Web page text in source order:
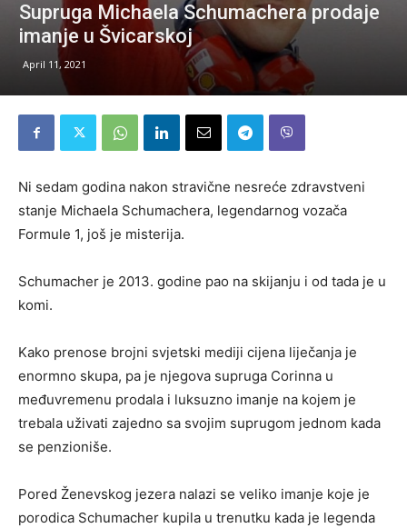
Supruga Michaela Schumachera prodaje
imanje u Švicarskoj
April 11, 2021
Ni sedam godina nakon stravične nesreće zdravstveni
stanje Michaela Schumachera, legendarnog vozača
Formule 1, još je misterija.
Schumacher je 2013. godine pao na skijanju i od tada je u
komi.
Kako prenose brojni svjetski mediji cijena liječanja je
enormno skupa, pa je njegova supruga Corinna u
međuvremenu prodala i luksuzno imanje na kojem je
trebala uživati zajedno sa svojim suprugom jednom kada
se penzioniše.
Pored Ženevskog jezera nalazi se veliko imanje koje je
porodica Schumacher kupila u trenutku kada je legenda